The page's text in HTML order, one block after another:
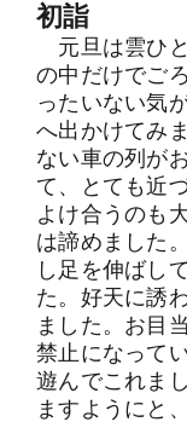
初詣
元旦は雲ひ
の中だけでご
ったいない気
へ出かけてみ
ない車の列が
て、とても近
よけ合うのも
は諦めました
し足を伸ばし
た。好天に誘
ました。お目
禁止になって
遊んでこれま
ますようにと